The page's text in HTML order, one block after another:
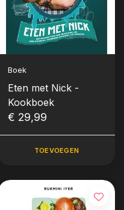
Boek
Eten met Nick -
Kookboek
€ 29,99
TOEVOEGEN